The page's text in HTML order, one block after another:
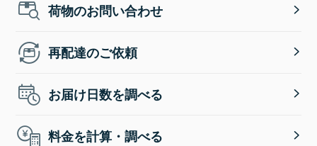
荷物のお問い合わせ
再配達のご依頼
お届け日数を調べる
料金を計算・調べる